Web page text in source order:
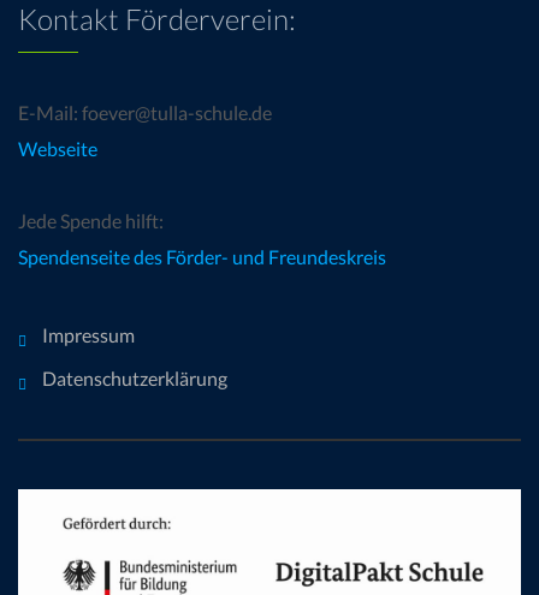
Kontakt Förderverein:
E-Mail: foever@tulla-schule.de
Webseite
Jede Spende hilft:
Spendenseite des Förder- und Freundeskreis
Impressum
Datenschutzerklärung